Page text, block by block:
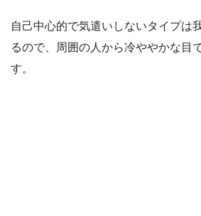
自己中心的で気遣いしないタイプは
るので、周囲の人から冷ややかな目
す。